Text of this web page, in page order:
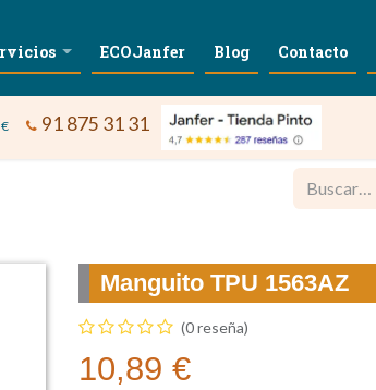
ECOJanfer Blog Contacto
€ 91 875 31 31
Manguito TPU 1563AZ
(0 reseña)
10,89 €